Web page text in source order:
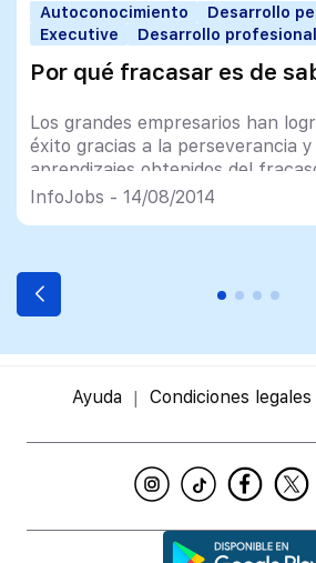
Autoconocimiento
Desarrollo
Executive
Desarrollo profesional
Por qué fracasar es de
Los grandes empresarios han
éxito gracias a la perseverancia y
aprendizajes obtenidos del
InfoJobs - 14/08/2014
Ayuda Condiciones legales